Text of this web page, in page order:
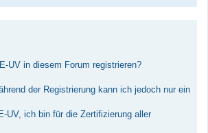
UV in diesem Forum registrieren?
der Registrierung kann ich jedoch nur ein
UV, ich bin für die Zertifizierung aller